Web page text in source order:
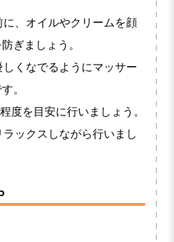
、オイルやクリームを顔
ぎましょう。
くなでるようにマッサー
。
度を目安に行いましょう。
ックスしながら行いまし